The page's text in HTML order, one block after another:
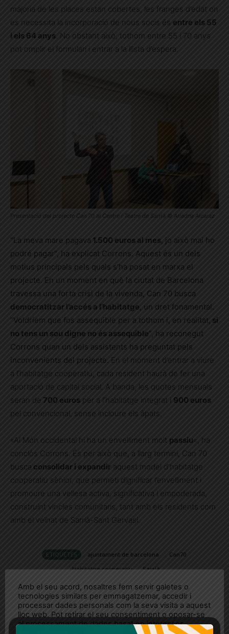
majoria de les places estan cobertes, les franges d’edat on
es necessita la incorporació de nous socis és entre els 55
i els 64 anys . No obstant això, tothom entre 55 i 70 anys
pot omplir el formulari i entrar a la llista d’espera.
Presentació del projecte Can 70 al Centre i Teatre de Sarrià © Ariadna Alcaraz
“La meva mare pagava 1.500 euros al mes, jo això mai ho
podré pagar”, ha explicat Corrons. Aquest és un dels
motius principals pels quals s’ha posat en marxa el
projecte. En un moment en què la ciutat de Barcelona
travessa una forta crisi de la vivenda, Can 70 busca
democratitzar l’accés a l’habitatge, un dret fonamental.
“Voldríem que fos assequible per a tothom i, en realitat, si
no tens un sou digne no és assequible”, ha reconegut
Corrons quan un dels assistents ha preguntat pels
inconvenients del projecte. En el moment d’entrar a viure
a l’habitatge cooperatiu, cada resident haurà de fer una
aportació de capital social. A banda, les quotes mensuals
seran de 700 euros per a l’habitatge integrat i 900 euros
pel convencional, sense incloure els àpats.
«Al Món occidental hi ha un envelliment molt passiu «, ha
conclòs Corrons. És per això que, a llarg termini, Can 70
busca consolidar i expandir aquest model d’habitatge
cooperatiu sènior, que permeti dignificar l’envelliment i
promoure una vellesa activa, significativa i empoderada,
construint vincles comunitaris, tant amb els residents com
amb el veïnat de Sarrià-Sant Gervasi.
ETIQUETES ajuntament de barcelona
Can70
Habitatge cooperatiu
Sarrià
[adrotate banner="28"]
Amb el seu acord, nosaltres fem servir galetes o
tecnologies similars per emmagatzemar, accedir i
processar dades personals com la seva visita a aquest
lloc web. Pot retirar el seu consentiment o oposar-se
al processament de dades basat en interessos